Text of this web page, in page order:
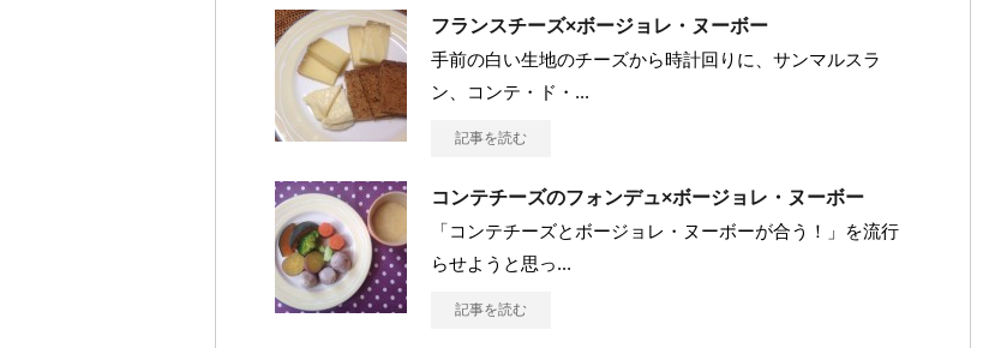
フランスチーズ×ボージョレ・ヌーボー
手前の白い生地のチーズから時計回りに、サンマルスラ
ン、コンテ・ド・...
記事を読む
コンテチーズのフォンデュ×ボージョレ・ヌーボー
「コンテチーズとボージョレ・ヌーボーが合う！」を流行
らせようと思っ...
記事を読む